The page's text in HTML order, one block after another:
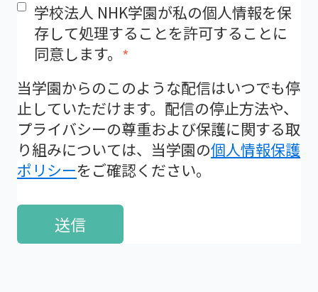
学校法人 NHK学園が私の個人情報を保
存して処理することを許可することに
同意します。 *
当学園からのこのような配信はいつでも停
止していただけます。配信の停止方法や、
プライバシーの尊重および保護に関する取
り組みについては、当学園の個人情報保護
ポリシーをご確認ください。